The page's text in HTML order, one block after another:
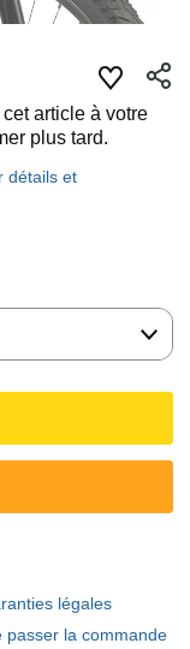
article à votre
plus tard.
détails et
légales
passer la commande